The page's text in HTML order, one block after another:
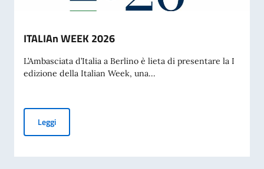
ITALIAn WEEK 2026
L’Ambasciata d’Italia a Berlino è lieta di presentare la I
edizione della Italian Week, una...
LeggiITALIAn WEEK 2026